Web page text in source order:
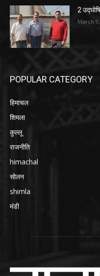
2
March
POPULAR CATEGORY
हिमाचल
शिमला
कुल्लू
राजनीति
himachal
सोलन
shimla
मंडी